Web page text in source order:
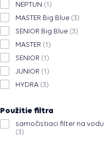
NEPTUN (1)
MASTER Big Blue (3)
SENIOR Big Blue (3)
MASTER (1)
SENIOR (1)
JUNIOR (1)
HYDRA (3)
Použitie filtra
samočistiaci filter na vodu
(3)